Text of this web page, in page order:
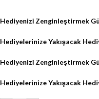
Hediyenizi Zenginleştirmek
Hediyelerinize Yakışacak
Hediyenizi Zenginleştirmek
Hediyelerinize Yakışacak